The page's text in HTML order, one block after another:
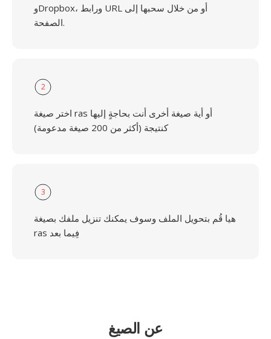
وDropbox، ورابط URL أو من خلال سحبها إلى
الصفحة.
2
اختر صيغة ras أو أية صيغة أخرى أنت بحاجةٍ إليها
كنتيجة (أكثر من 200 صيغة مدعومة)
3
هيا قُم بتحويل الملف وسوف يمكنك تنزيل ملفك بصيغة
ras فِيما بعد
عن الصيغ